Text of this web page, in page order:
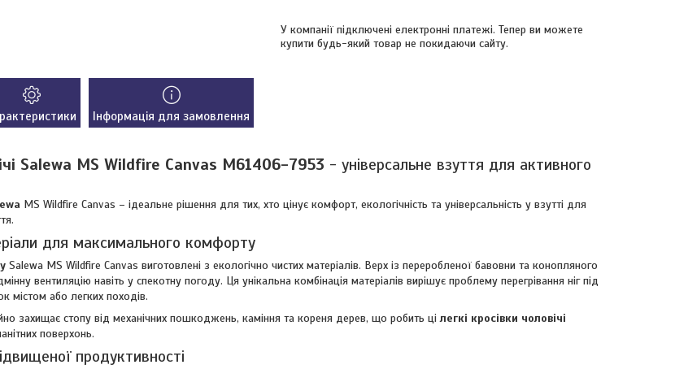
У компанії підключені електронні платежі. Тепер ви можете
купити будь-який товар не покидаючи сайту.
Інформація для замовлення
Salewa MS Wildfire Canvas M61406-7953 - універсальне взуття для активного
MS Wildfire Canvas – ідеальне рішення для тих, хто цінує комфорт, екологічність та універсальність у взутті для
для максимального комфорту
Salewa MS Wildfire Canvas виготовлені з екологічно чистих матеріалів. Верх із переробленої бавовни та конопляного
вентиляцію навіть у спекотну погоду. Ця унікальна комбінація матеріалів вирішує проблему перегрівання ніг під
містом або легких походів.
захищає стопу від механічних пошкоджень, каміння та кореня дерев, що робить цілегкі кросівки чоловічі
поверхонь.
продуктивності